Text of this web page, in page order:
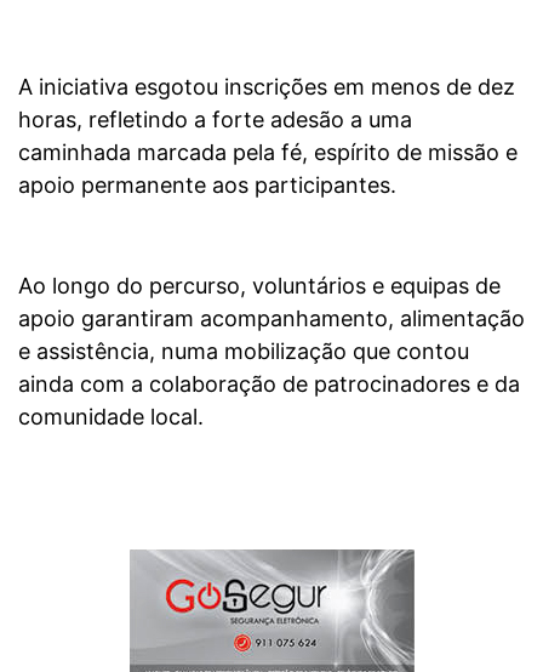
A iniciativa esgotou inscrições em menos de dez
horas, refletindo a forte adesão a uma
caminhada marcada pela fé, espírito de missão e
apoio permanente aos participantes.
Ao longo do percurso, voluntários e equipas de
apoio garantiram acompanhamento, alimentação
e assistência, numa mobilização que contou
ainda com a colaboração de patrocinadores e da
comunidade local.